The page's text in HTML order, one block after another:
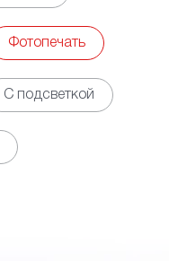
Фотопечать
С подсветкой